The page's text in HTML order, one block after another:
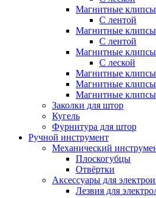
Магнитные
С лентой
Магнитные
С лентой
Магнитные
С леской
Магнитные
Магнитные
Магнитные
Заколки для штор
Кугель
Фурнитура для штор
Ручной инструмент
Механический
Плоскогубцы
Отвёртки
Аксессуары для
Лезвия для